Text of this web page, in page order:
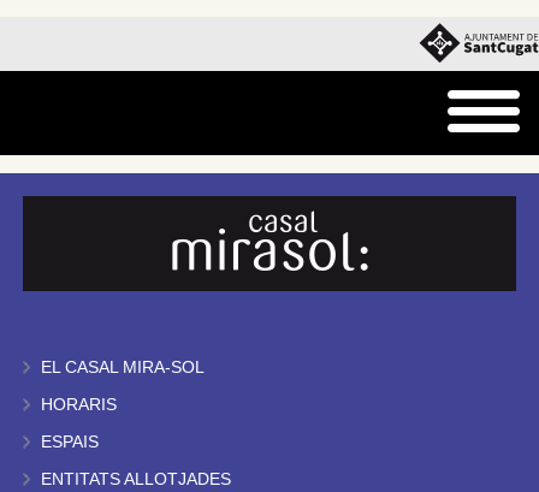
EL CASAL MIRA-SOL
HORARIS
ESPAIS
ENTITATS ALLOTJADES